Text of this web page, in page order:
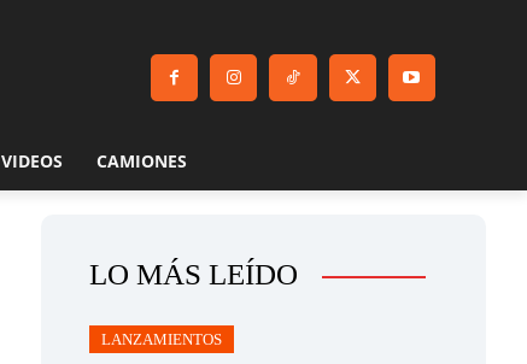
VIDEOS CAMIONES
LO MÁS LEÍDO
LANZAMIENTOS